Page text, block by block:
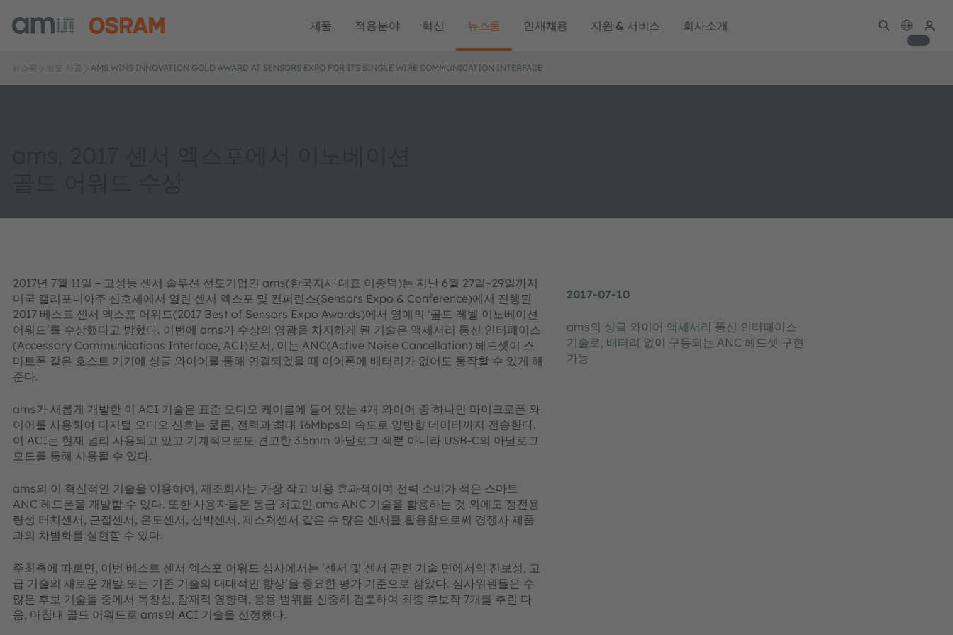
제품 적용분야 혁신 뉴스룸 인재채용 지원 & 서비스 회사소개
뉴스룸 보도 자료 AMS WINS INNOVATION GOLD AWARD AT SENSORS EXPO FOR ITS SINGLE WIRE COMMUNICATION INTERFACE
2017-07-10
ams의 싱글 와이어 액세서리 통신 인터페이스
기술로, 배터리 없이 구동되는 ANC 헤드셋 구현
가능
2017년 7월 11일 – 고성능 센서 솔루션 선도기업인 ams(한국지사 대표 이종덕)는 지난 6월 27일~29일까지
미국 캘리포니아주 산호세에서 열린 센서 엑스포 및 컨퍼런스(Sensors Expo & Conference)에서 진행된
2017 베스트 센서 엑스포 어워드(2017 Best of Sensors Expo Awards)에서 영예의 ‘골드 레벨 이노베이션
어워드’를 수상했다고 밝혔다. 이번에 ams가 수상의 영광을 차지하게 된 기술은 액세서리 통신 인터페이스
(Accessory Communications Interface, ACI)로서, 이는 ANC(Active Noise Cancellation) 헤드셋이 스
마트폰 같은 호스트 기기에 싱글 와이어를 통해 연결되었을 때 이어폰에 배터리가 없어도 동작할 수 있게 해
준다.
ams가 새롭게 개발한 이 ACI 기술은 표준 오디오 케이블에 들어 있는 4개 와이어 중 하나인 마이크로폰 와
이어를 사용하여 디지털 오디오 신호는 물론, 전력과 최대 16Mbps의 속도로 양방향 데이터까지 전송한다.
이 ACI는 현재 널리 사용되고 있고 기계적으로도 견고한 3.5mm 아날로그 잭뿐 아니라 USB-C의 아날로그
모드를 통해 사용될 수 있다.
ams의 이 혁신적인 기술을 이용하여, 제조회사는 가장 작고 비용 효과적이며 전력 소비가 적은 스마트
ANC 헤드폰을 개발할 수 있다. 또한 사용자들은 동급 최고인 ams ANC 기술을 활용하는 것 외에도 정전용
량성 터치센서, 근접센서, 온도센서, 심박센서, 제스처센서 같은 수 많은 센서를 활용함으로써 경쟁사 제품
과의 차별화를 실현할 수 있다.
주최측에 따르면, 이번 베스트 센서 엑스포 어워드 심사에서는 ‘센서 및 센서 관련 기술 면에서의 진보성, 고
급 기술의 새로운 개발 또는 기존 기술의 대대적인 향상’을 중요한 평가 기준으로 삼았다. 심사위원들은 수
많은 후보 기술들 중에서 독창성, 잠재적 영향력, 응용 범위를 신중히 검토하여 최종 후보작 7개를 추린 다
음, 마침내 골드 어워드로 ams의 ACI 기술을 선정했다.